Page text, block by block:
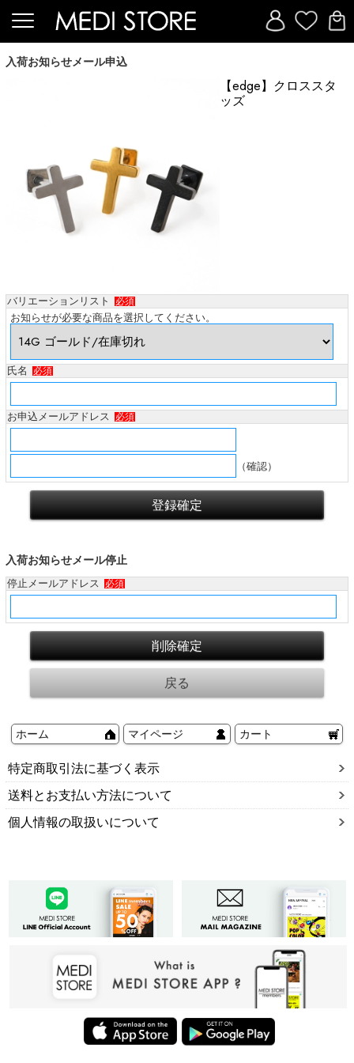
入荷お知らせメール申込
【edge】クロススタ
ッズ
バリエーションリスト 必須
お知らせが必要な商品を選択してください。
氏名 必須
お申込メールアドレス 必須
（確認）
入荷お知らせメール停止
停止メールアドレス 必須
ホーム マイページ カート
特定商取引法に基づく表示
送料とお支払い方法について
個人情報の取扱いについて